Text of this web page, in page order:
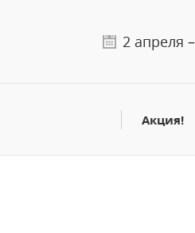
2 апреля
Акция!